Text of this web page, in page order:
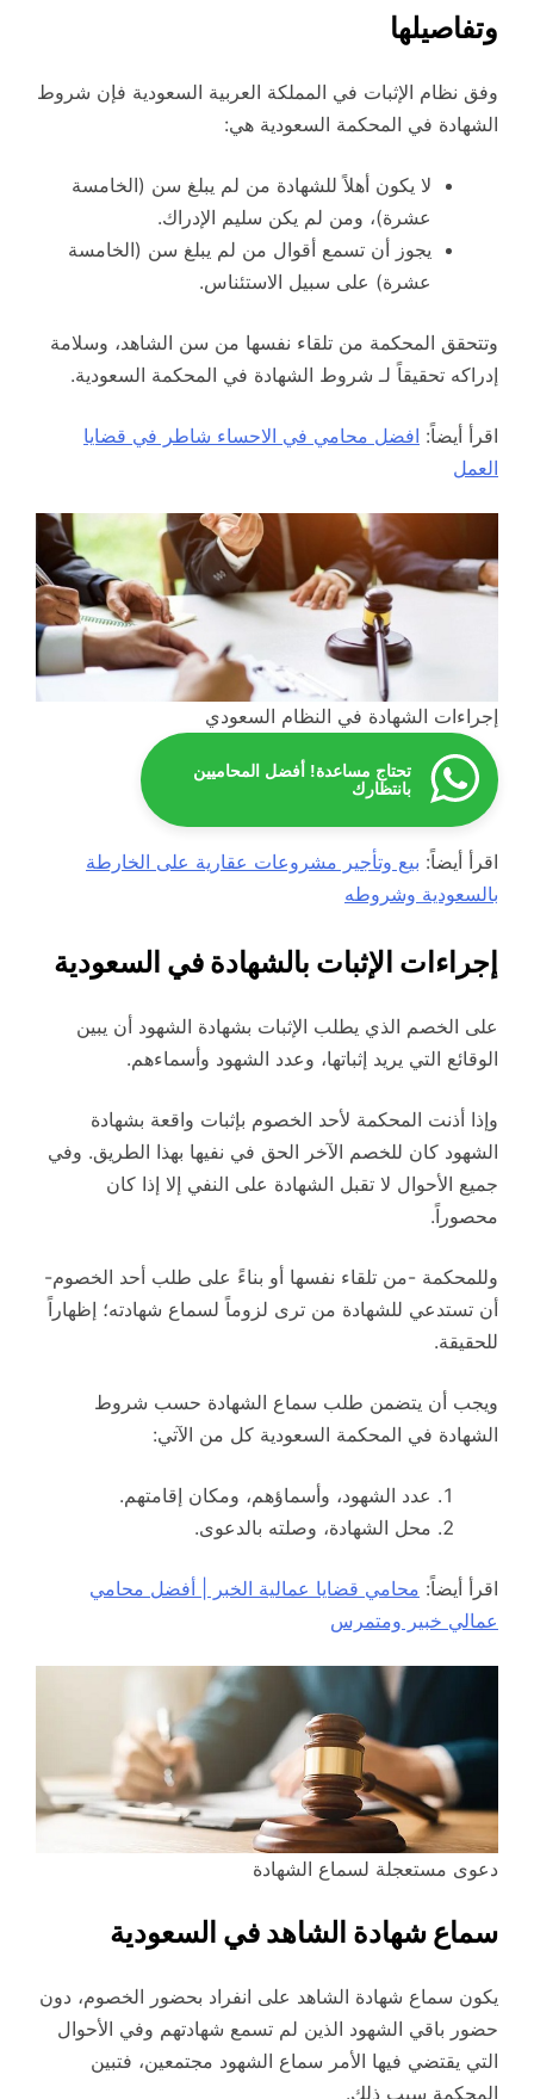
وتفاصيلها
وفق نظام الإثبات في المملكة العربية السعودية فإن شروط
الشهادة في المحكمة السعودية هي:
لا يكون أهلاً للشهادة من لم يبلغ سن (الخامسة
عشرة)، ومن لم يكن سليم الإدراك.
يجوز أن تسمع أقوال من لم يبلغ سن (الخامسة
عشرة) على سبيل الاستئناس.
وتتحقق المحكمة من تلقاء نفسها من سن الشاهد، وسلامة
إدراكه تحقيقاً لـ شروط الشهادة في المحكمة السعودية.
اقرأ أيضاً: افضل محامي في الاحساء شاطر في قضايا
العمل
إجراءات الشهادة في النظام السعودي
تحتاج مساعدة! أفضل المحاميين
بانتظارك
اقرأ أيضاً: بيع وتأجير مشروعات عقارية على الخارطة
بالسعودية وشروطه
إجراءات الإثبات بالشهادة في السعودية
على الخصم الذي يطلب الإثبات بشهادة الشهود أن يبين
الوقائع التي يريد إثباتها، وعدد الشهود وأسماءهم.
وإذا أذنت المحكمة لأحد الخصوم بإثبات واقعة بشهادة
الشهود كان للخصم الآخر الحق في نفيها بهذا الطريق. وفي
جميع الأحوال لا تقبل الشهادة على النفي إلا إذا كان
محصوراً.
وللمحكمة -من تلقاء نفسها أو بناءً على طلب أحد الخصوم-
أن تستدعي للشهادة من ترى لزوماً لسماع شهادته؛ إظهاراً
للحقيقة.
ويجب أن يتضمن طلب سماع الشهادة حسب شروط
الشهادة في المحكمة السعودية كل من الآتي:
عدد الشهود، وأسماؤهم، ومكان إقامتهم.
محل الشهادة، وصلته بالدعوى.
اقرأ أيضاً: محامي قضايا عمالية الخبر | أفضل محامي
عمالي خبير ومتمرس
دعوى مستعجلة لسماع الشهادة
سماع شهادة الشاهد في السعودية
يكون سماع شهادة الشاهد على انفراد بحضور الخصوم، دون
حضور باقي الشهود الذين لم تسمع شهادتهم وفي الأحوال
التي يقتضي فيها الأمر سماع الشهود مجتمعين، فتبين
المحكمة سبب ذلك.